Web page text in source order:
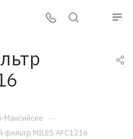
Мансийске —
фильтр MILES AFC1216